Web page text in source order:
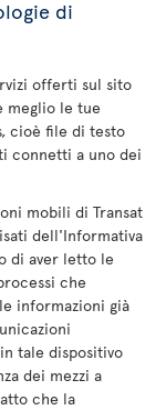
di
offerti sul sito
meglio le tue
cioè file di testo
connetti a uno dei
mobili di Transat
dell'Informativa
di aver letto le
che
informazioni già
tale dispositivo
dei mezzi a
che la